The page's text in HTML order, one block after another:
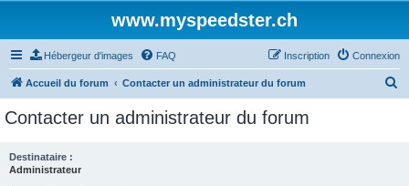
www.myspeedster.ch
Hébergeur d'images FAQ Connexion
Inscription
Accueil du forum Contacter un administrateur du forum
Contacter un administrateur du forum
Destinataire :
Administrateur